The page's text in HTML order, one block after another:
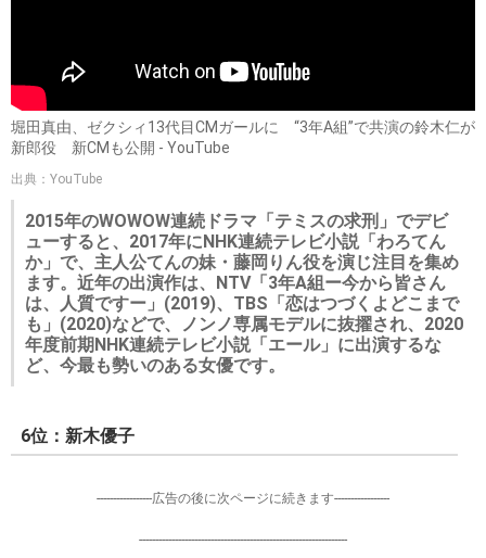
堀田真由、ゼクシィ13代目CMガールに “3年A組”で共演の鈴木仁が
新郎役 新CMも公開 - YouTube
出典：YouTube
2015年のWOWOW連続ドラマ「テミスの求刑」でデビ
ューすると、2017年にNHK連続テレビ小説「わろてん
か」で、主人公てんの妹・藤岡りん役を演じ注目を集め
ます。近年の出演作は、NTV「3年A組ー今から皆さん
は、人質ですー」(2019)、TBS「恋はつづくよどこまで
も」(2020)などで、ノンノ専属モデルに抜擢され、2020
年度前期NHK連続テレビ小説「エール」に出演するな
ど、今最も勢いのある女優です。
6位：新木優子
-----------------広告の後に次ページに続きます-----------------
----------------------------------------------------------------